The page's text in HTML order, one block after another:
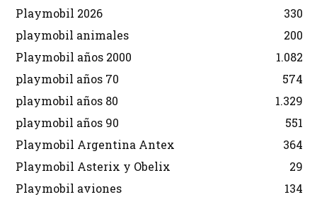
Playmobil 2026
330
playmobil animales
200
Playmobil años 2000
1.082
playmobil años 70
574
playmobil años 80
1.329
playmobil años 90
551
Playmobil Argentina Antex
364
Playmobil Asterix y Obelix
29
Playmobil aviones
134